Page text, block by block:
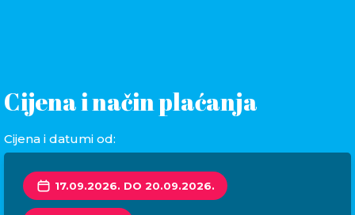
Cijena i način plaćanja
Cijena i datumi od:
17.09.2026. DO 20.09.2026.